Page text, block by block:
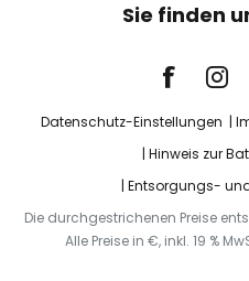
Sie finden
Datenschutz-Einstellungen
Hinweis zur
Entsorgungs-
Die durchgestrichenen Preise
Alle Preise in €, inkl. 19 %